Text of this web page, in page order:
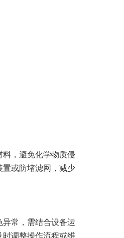
，避免化学物质侵
置或防堵滤网，减少
常，需结合设备运
调整操作流程或维